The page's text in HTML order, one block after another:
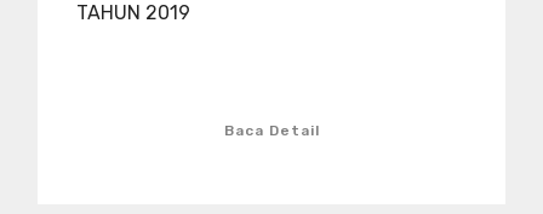
TAHUN 2019
Baca Detail